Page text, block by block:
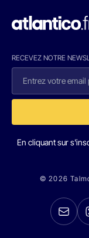
RECEVEZ NOTRE
En cliquant sur
© 2026